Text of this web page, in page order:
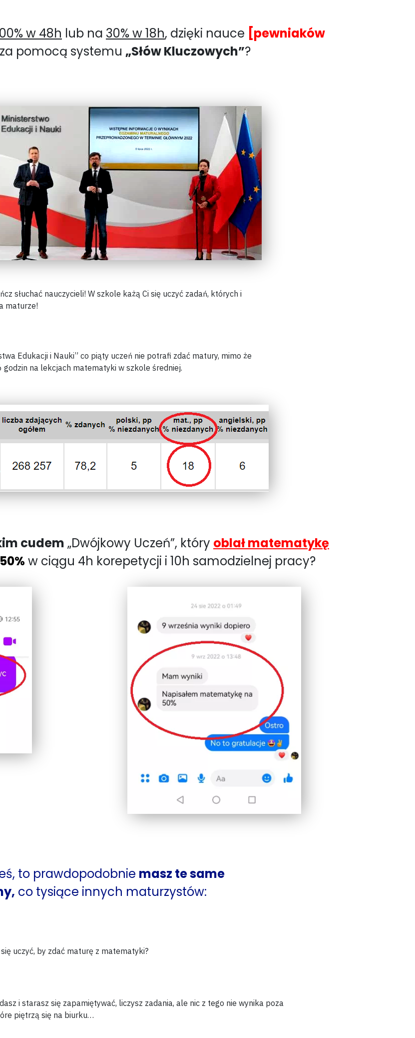
w 48h lub na 30% w 18h, dzięki nauce [pewniaków
za pomocą systemu „Słów Kluczowych”?
słuchać nauczycieli! W szkole każą Ci się uczyć zadań, których i
maturze!
Edukacji i Nauki” co piąty uczeń nie potrafi zdać matury, mimo że
godzin na lekcjach matematyki w szkole średniej.
cudem „Dwójkowy Uczeń”, który oblał matematykę
w ciągu 4h korepetycji i 10h samodzielnej pracy?
to prawdopodobnie masz te same
co tysiące innych maturzystów:
się uczyć, by zdać maturę z matematyki?
i starasz się zapamiętywać, liczysz zadania, ale nic z tego nie wynika poza
piętrzą się na biurku…